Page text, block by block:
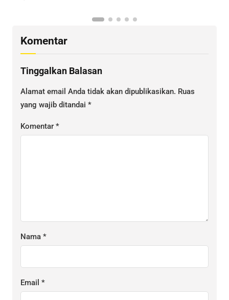
Komentar
Tinggalkan Balasan
Alamat email Anda tidak akan dipublikasikan. Ruas
yang wajib ditandai *
Komentar *
Nama *
Email *